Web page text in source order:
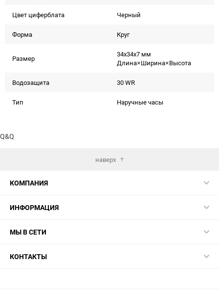
Цвет циферблата Черный
Форма Круг
Размер
34x34x7 мм
Длина×Ширина×Высота
Водозащита 30 WR
Тип Наручные часы
Q&Q
наверх
КОМПАНИЯ
ИНФОРМАЦИЯ
МЫ В СЕТИ
КОНТАКТЫ